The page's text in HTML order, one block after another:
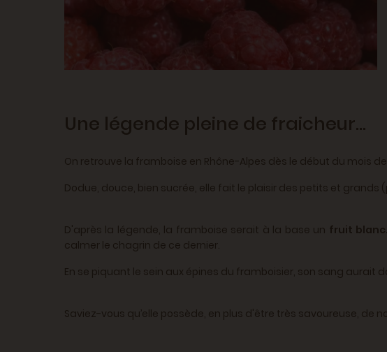
Une légende pleine de fraicheur...
On retrouve la framboise en Rhône-Alpes dès le début du mois de
Dodue, douce, bien sucrée, elle fait le plaisir des petits et
D'après la légende, la framboise serait à la base un fruit blanc.
calmer le chagrin de ce dernier.
En se piquant le sein aux épines du framboisier, son sang aurait
Saviez-vous qu’elle possède, en plus d'être très savoureuse, de